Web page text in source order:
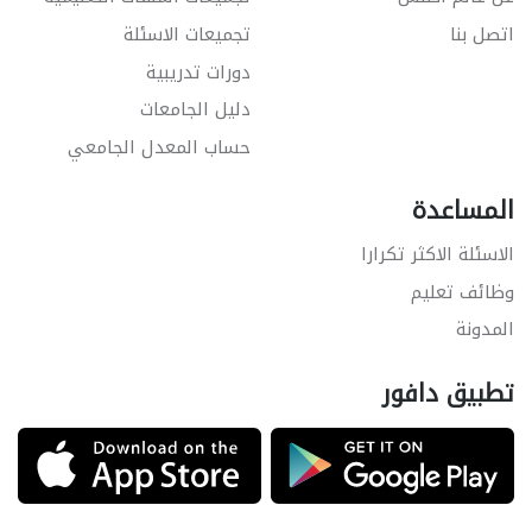
اتصل بنا
تجميعات الاسئلة
دورات تدريبية
دليل الجامعات
حساب المعدل الجامعي
المساعدة
الاسئلة الاكثر تكرارا
وظائف تعليم
المدونة
تطبيق دافور